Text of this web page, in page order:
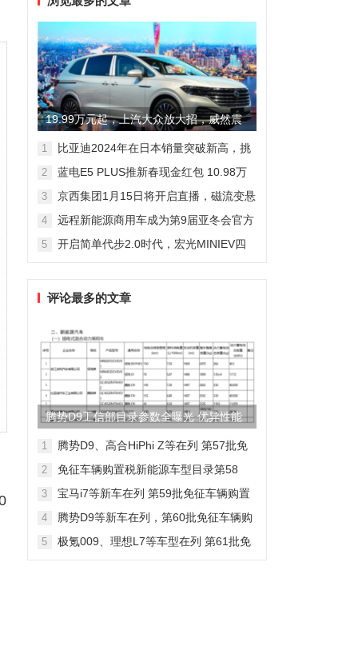
19.99万元起，上汽大众放大招，威然震
撼全场
1
比亚迪2024年在日本销量突破新高，挑
2
蓝电E5 PLUS推新春现金红包 10.98万
3
京西集团1月15日将开启直播，磁流变悬
4
远程新能源商用车成为第9届亚冬会官方
线
5
开启简单代步2.0时代，宏光MINIEV四
评论最多的文章
腾势D9工信部目录参数全曝光 优异性能
得以印证
1
腾势D9、高合HiPhi Z等在列 第57批免
2
免征车辆购置税新能源车型目录第58
3
宝马i7等新车在列 第59批免征车辆购置
4
腾势D9等新车在列，第60批免征车辆购
5
极氪009、理想L7等车型在列 第61批免